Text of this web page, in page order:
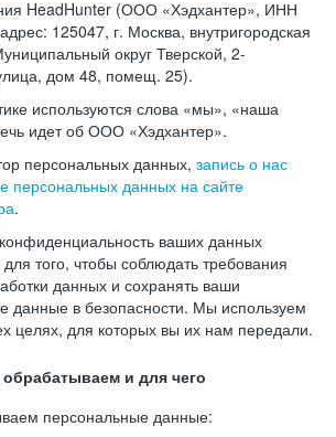
HeadHunter (ООО «Хэдхантер», ИНН
125047, г. Москва, внутригородская
округ Тверской, 2-
дом 48, помещ. 25).
используются слова «мы», «наша
идет об ООО «Хэдхантер».
персональных данных, запись о нас
персональных данных на сайте
.
ваших данных
того, чтобы соблюдать требования
данных и сохранять ваши
данные в безопасности. Мы используем
целях, для которых вы их нам передали.
и для чего
персональные данные: